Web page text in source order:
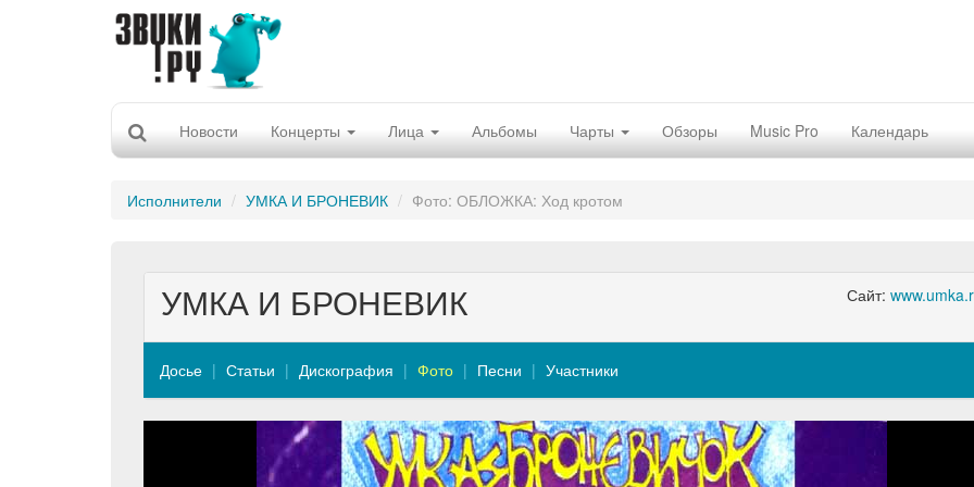
Новости Концерты Лица Альбомы Чарты Обзоры Music Pro Календарь
Исполнители УМКА И БРОНЕВИК Фото: ОБЛОЖКА: Ход кротом
Сайт:
УМКА И БРОНЕВИК
Досье Статьи Дискография Фото Песни Участники
Previous